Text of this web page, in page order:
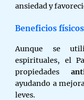
ansiedad y
Beneficios físicos
Aunque se
espirituales, el
propiedades
ayudando a
leves.